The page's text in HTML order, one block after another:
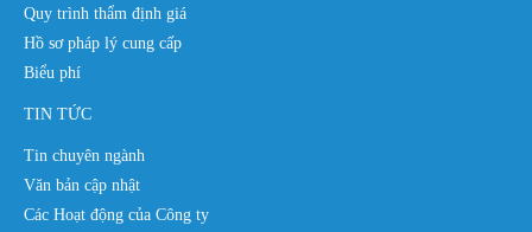
Quy trình thẩm định giá
Hồ sơ pháp lý cung cấp
Biểu phí
TIN TỨC
Tin chuyên ngành
Văn bản cập nhật
Các Hoạt động của Công ty